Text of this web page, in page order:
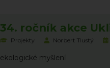
34. ročník akce
Projekty Norbert Tlustý
ekologické myšlení